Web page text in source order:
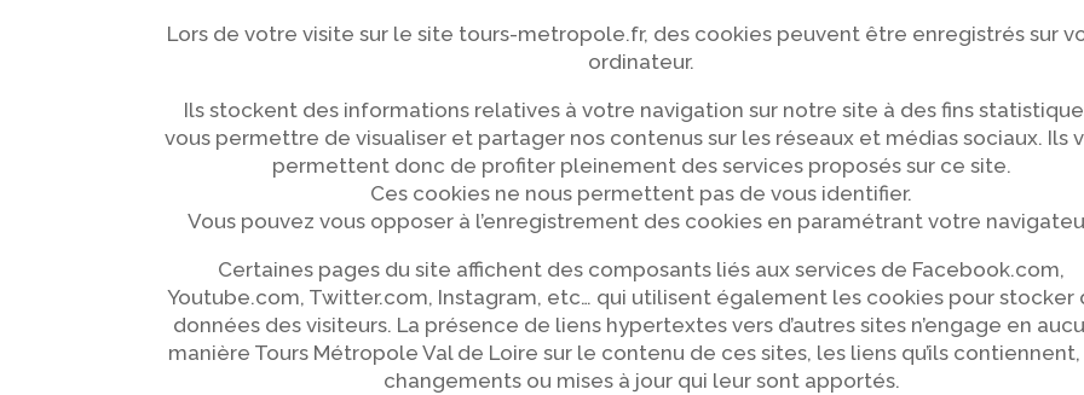
Lors de votre visite sur le site tours-metropole.fr, des cookies peuvent être enregistrés sur
ordinateur.
Ils stockent des informations relatives à votre navigation sur notre site à des fins
vous permettre de visualiser et partager nos contenus sur les réseaux et médias sociaux. Ils
permettent donc de profiter pleinement des services proposés sur ce site.
Ces cookies ne nous permettent pas de vous identifier.
Vous pouvez vous opposer à l’enregistrement des cookies en paramétrant votre
Certaines pages du site affichent des composants liés aux services de Facebook.com,
Youtube.com, Twitter.com, Instagram, etc… qui utilisent également les cookies pour stocker
données des visiteurs. La présence de liens hypertextes vers d’autres sites n’engage en
manière Tours Métropole Val de Loire sur le contenu de ces sites, les liens qu’ils
changements ou mises à jour qui leur sont apportés.